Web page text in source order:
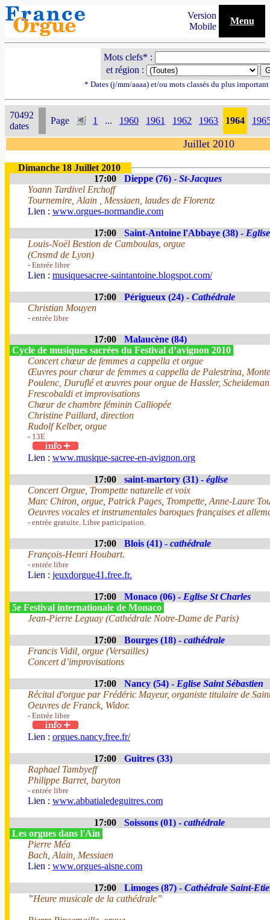
Version
Mobile
Menu
Mots clefs* :
et région :
* Dates (j/mm/aaaa) et/ou mots classés du plus
70492
dates
Page 1 ... 1960 1961 1962 1963 1964
Juillet 2010
Dimanche 18 Juillet 2010
17:00
Dieppe (76) - St-Jacques
Yoann Tardivel Erchoff
Tournemire, Alain , Messiaen, laudes de Florentz
Lien : www.orgues-normandie.com
17:00 Saint-Antoine l'Abbaye (38) -
Louis-Noël Bestion de Camboulas, orgue
(Cnsmd de Lyon)
- Entrée libre
Lien : musiquesacree-saintantoine.blogspot.com/
17:00 Périgueux (24) - Cathédrale
Christian Mouyen
- entrée libre
17:00
Malaucène (84)
Cycle de musiques sacrées du Festival d’avignon 2010
Concert chœur de femmes a cappella et orgue
Œuvres pour chœur de femmes a cappella de Palestrina,
Poulenc, Duruflé et œuvres pour orgue de Hassler,
Frescobaldi et improvisations
Chœur de chambre féminin Calliopée
Christine Paillard, direction
Rudolf Kelber, orgue
- 13E
Lien : www.musique-sacree-en-avignon.org
17:00 saint-martory (31) - église
Concert Orgue, Trompette naturelle et voix
Marc Chiron, orgue, Patrick Pages, Trompette, Anne-Laure
Oeuvres vocales et instrumentales baroques françaises et
- entrée gratuite. Libre participation.
17:00 Blois (41) - cathédrale
François-Henri Houbart.
- entrée libre
Lien : jeuxdorgue41.free.fr.
17:00 Monaco (06) - Eglise St Charles
5e Festival internationale de Monaco
Jean-Pierre Leguay (Cathédrale Notre-Dame de Paris)
17:00 Bourges (18) - cathédrale
Francis Vidil, orgue (Versailles)
Concert d’improvisations
17:00 Nancy (54) - Eglise Saint Sébastien
Récital d'orgue par Frédéric Mayeur, organiste titulaire de
Oeuvres de Franck, Widor.
- Entrée libre
Lien : orgues.nancy.free.fr/
17:00
Guitres (33)
Raphael Tambyeff
Philippe Barret, baryton
- entrée libre
Lien : www.abbatialedeguitres.com
17:00 Soissons (01) - cathédrale
Les orgues dans l'Ain
Pierre Méa
Bach, Alain, Messiaen
Lien : www.orgues-aisne.com
17:00 Limoges (87) - Cathédrale Saint-
”Heure musicale de la cathédrale”